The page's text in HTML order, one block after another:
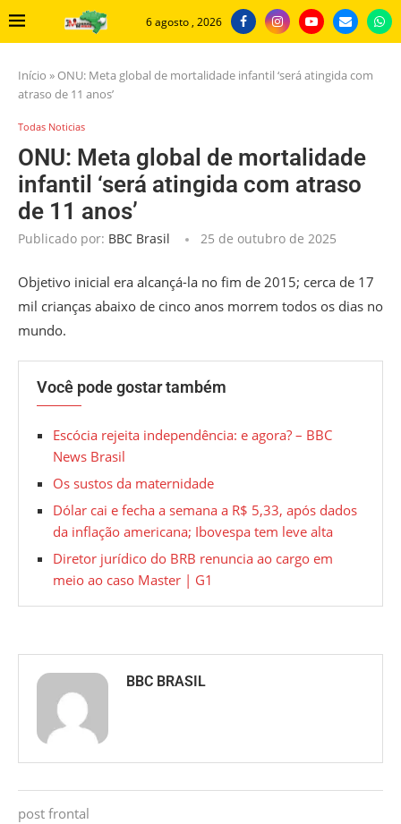
6 agosto , 2026
Início » ONU: Meta global de mortalidade infantil ‘será atingida com
atraso de 11 anos’
Todas Noticias
ONU: Meta global de mortalidade
infantil ‘será atingida com atraso
de 11 anos’
Publicado por: BBC Brasil 25 de outubro de 2025
Objetivo inicial era alcançá-la no fim de 2015; cerca de 17
mil crianças abaixo de cinco anos morrem todos os dias no
mundo.
Você pode gostar também
Escócia rejeita independência: e agora? – BBC
News Brasil
Os sustos da maternidade
Dólar cai e fecha a semana a R$ 5,33, após dados
da inflação americana; Ibovespa tem leve alta
Diretor jurídico do BRB renuncia ao cargo em
meio ao caso Master | G1
BBC BRASIL
post frontal